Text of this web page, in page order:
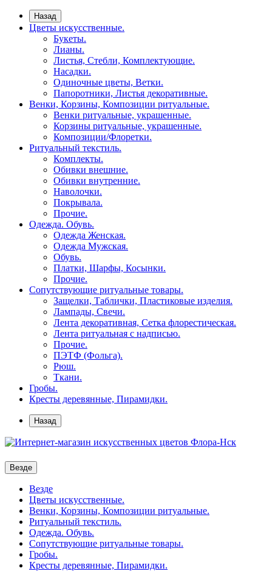
Назад
Цветы искусственные.
Букеты.
Лианы.
Листья, Стебли, Комплектующие.
Насадки.
Одиночные цветы, Ветки.
Папоротники, Листья декоративные.
Венки, Корзины, Композиции ритуальные.
Венки ритуальные, украшенные.
Корзины ритуальные, украшенные.
Композиции/Флоретки.
Ритуальный текстиль.
Комплекты.
Обивки внешние.
Обивки внутренние.
Наволочки.
Покрывала.
Прочие.
Одежда. Обувь.
Одежда Женская.
Одежда Мужская.
Обувь.
Платки, Шарфы, Косынки.
Прочие.
Сопутствующие ритуальные товары.
Защелки, Таблички, Пластиковые изделия.
Лампады, Свечи.
Лента декоративная, Сетка флорестическая.
Лента ритуальная с надписью.
Прочие.
ПЭТФ (Фольга).
Рюш.
Ткани.
Гробы.
Кресты деревянные, Пирамидки.
Назад
Везде
Везде
Цветы искусственные.
Венки, Корзины, Композиции ритуальные.
Ритуальный текстиль.
Одежда. Обувь.
Сопутствующие ритуальные товары.
Гробы.
Кресты деревянные, Пирамидки.